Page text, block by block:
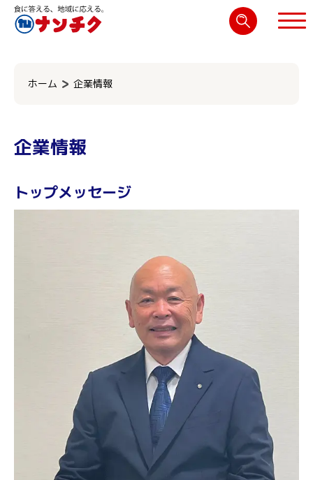
ホーム 企業情報
企業情報
トップメッセージ